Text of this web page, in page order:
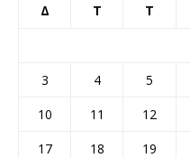
Δ Τ Τ
3
4 5
10
11 12
17
18 19